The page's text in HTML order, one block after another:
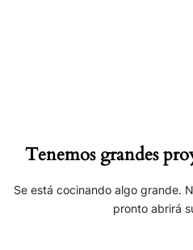
Tenemos grandes
Se está cocinando algo grande.
pronto abrirá